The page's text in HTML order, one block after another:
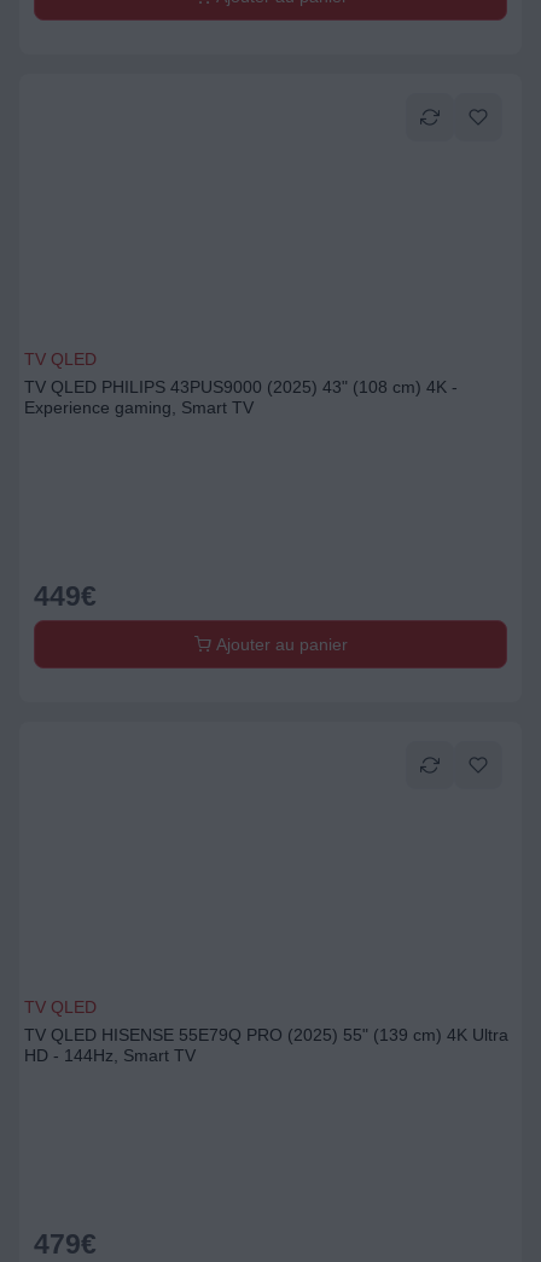
TV QLED
TV QLED PHILIPS 43PUS9000 (2025) 43" (108 cm) 4K -
Experience gaming, Smart TV
449€
Ajouter au panier
TV QLED
TV QLED HISENSE 55E79Q PRO (2025) 55" (139 cm) 4K Ultra
HD - 144Hz, Smart TV
479€